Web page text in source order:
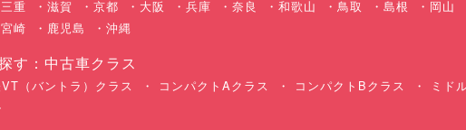
三重 滋賀 京都 大阪 兵庫 奈良 和歌山 鳥取 島根 岡山
宮崎 鹿児島 沖縄
す：中古車クラス
（バントラ）クラス コンパクトAクラス コンパクトBクラス ミド